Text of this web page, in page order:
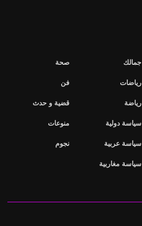
جمالك
رياضات
رياضة
سياسة دولية
سياسة عربية
سياسة مغاربية
صحة
فن
قضية و حدث
منوعات
نجوم